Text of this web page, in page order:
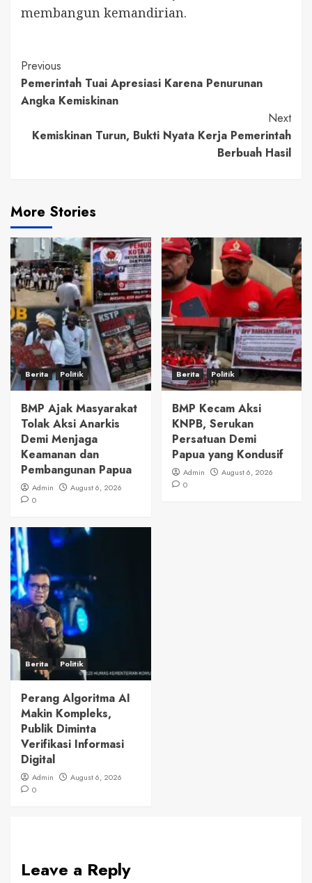
membangun kemandirian.
Continue
Reading
Previous
Pemerintah Tuai Apresiasi Karena Penurunan
Angka Kemiskinan
Next
Kemiskinan Turun, Bukti Nyata Kerja Pemerintah
Berbuah Hasil
More Stories
Berita Politik
BMP Ajak Masyarakat
Tolak Aksi Anarkis
Demi Menjaga
Keamanan dan
Pembangunan Papua
Admin
August 6, 2026
0
Berita Politik
BMP Kecam Aksi
KNPB, Serukan
Persatuan Demi
Papua yang Kondusif
Admin
August 6, 2026
0
Berita Politik
Perang Algoritma AI
Makin Kompleks,
Publik Diminta
Verifikasi Informasi
Digital
Admin
August 6, 2026
0
Leave a Reply